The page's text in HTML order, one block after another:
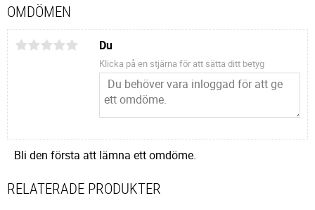
OMDÖMEN
Du
Klicka på en stjärna för att sätta ditt betyg
Bli den första att lämna ett omdöme.
RELATERADE PRODUKTER